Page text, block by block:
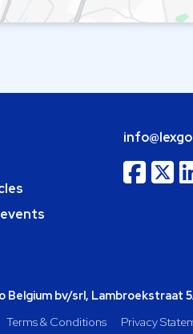
bv/srl, Lambroekstraat
Terms & Conditions Privacy